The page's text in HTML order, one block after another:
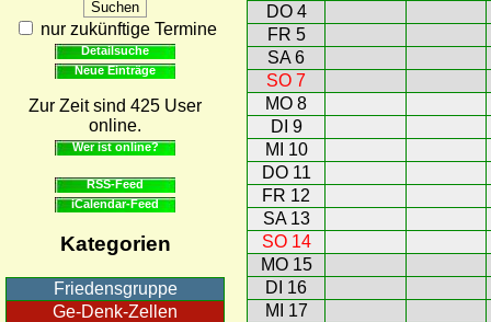
nur zukünftige Termine
Detailsuche
Neue Einträge
Zur Zeit sind 425 User
online.
Wer ist online?
RSS-Feed
iCalendar-Feed
Kategorien
Friedensgruppe
Ge-Denk-Zellen
DO 4
FR 5
SA 6
SO 7
MO 8
DI 9
MI 10
DO 11
FR 12
SA 13
SO 14
MO 15
DI 16
MI 17